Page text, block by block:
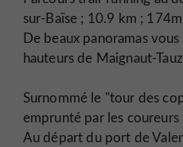
sur-Baïse ; 10.9 km ;
De beaux panoramas
hauteurs de Maignaut-
Surnommé le "tour des
emprunté par les coureurs
Au départ du port de